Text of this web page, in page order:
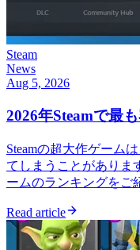
Steam
News
Aug 5, 2026
2026年Steamで最
Steamの超大作ゲーム
てしまうことがありま
ームのランキングをご
Read article